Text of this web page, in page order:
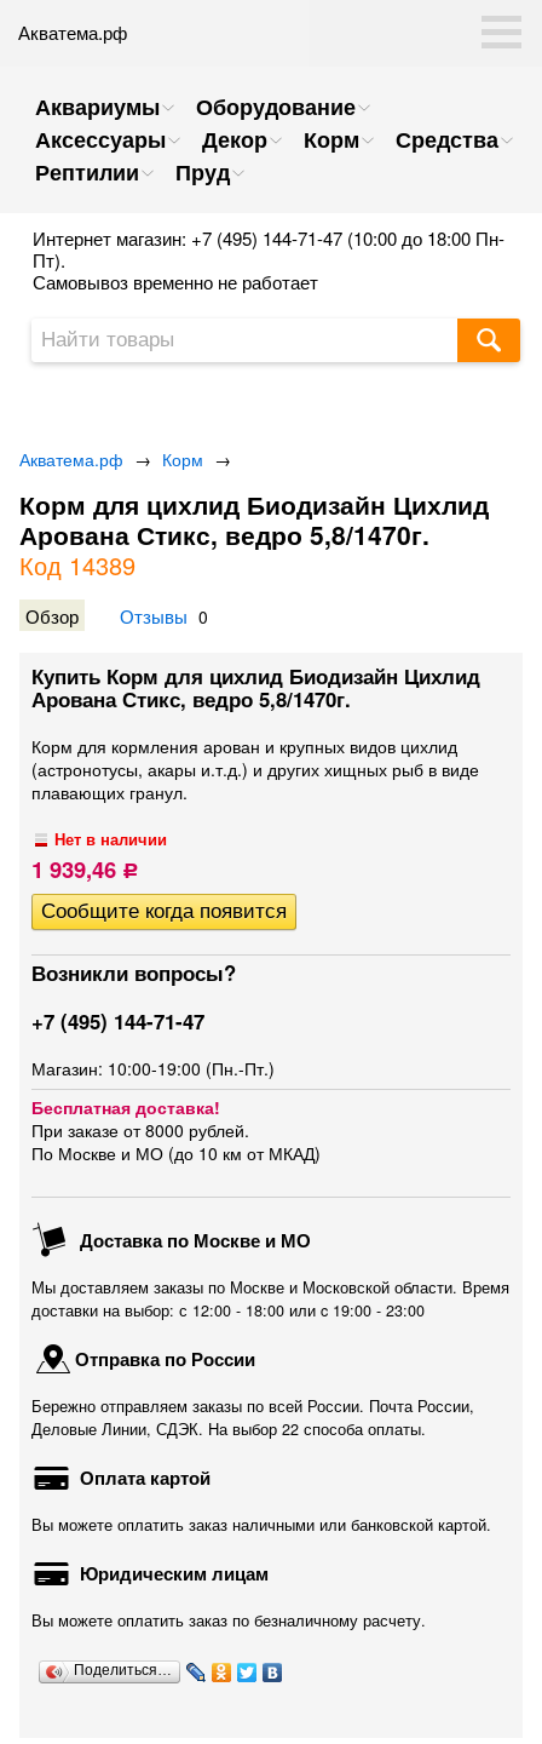
Акватема.рф
Аквариумы
Оборудование
Аксессуары
Декор Корм
Средства
Рептилии
Пруд
Интернет магазин: +7 (495) 144-71-47 (10:00 до 18:00 Пн-
Пт).
Самовывоз временно не работает
Акватема.рф → Корм →
Корм для цихлид Биодизайн Цихлид
Арована Стикс, ведро 5,8/1470г.
Код 14389
Обзор Отзывы 0
Купить Корм для цихлид Биодизайн Цихлид
Арована Стикс, ведро 5,8/1470г.
Корм для кормления арован и крупных видов цихлид
(астронотусы, акары и.т.д.) и других хищных рыб в виде
плавающих гранул.
Нет в наличии
1 939,46 Р
Возникли вопросы?
+7 (495) 144-71-47
Магазин: 10:00-19:00 (Пн.-Пт.)
Бесплатная доставка!
При заказе от 8000 рублей.
По Москве и МО (до 10 км от МКАД)
Доставка по Москве и МО
Мы доставляем заказы по Москве и Московской области. Время
доставки на выбор: с 12:00 - 18:00 или c 19:00 - 23:00
Отправка по России
Бережно отправляем заказы по всей России. Почта России,
Деловые Линии, СДЭК. На выбор 22 способа оплаты.
Оплата картой
Вы можете оплатить заказ наличными или банковской картой.
Юридическим лицам
Вы можете оплатить заказ по безналичному расчету.
Поделиться…